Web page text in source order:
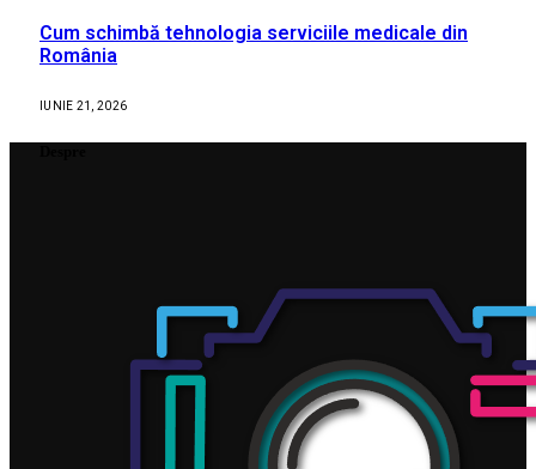
Cum schimbă tehnologia serviciile medicale din
România
IUNIE 21, 2026